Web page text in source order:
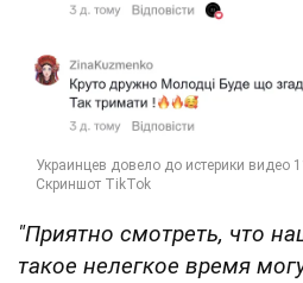
"Приятно смотреть, что
такое нелегкое время